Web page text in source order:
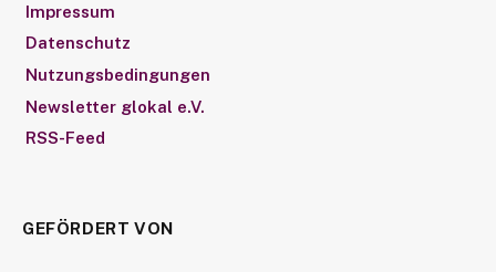
Impressum
Datenschutz
Nutzungsbedingungen
Newsletter glokal e.V.
RSS-Feed
GEFÖRDERT VON